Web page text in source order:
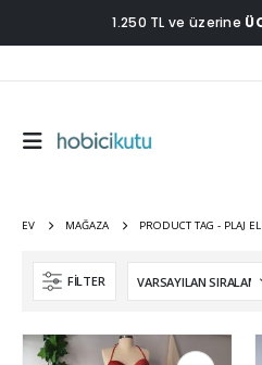
1.250 TL ve üzerine
EV MAĞAZA PRODUCT TAG - PLAJ
FILTER